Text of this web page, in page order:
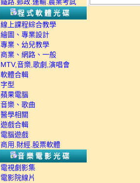
程式軟體光碟
線上課程綜合教學
繪圖、專業設計
專業、幼兒教學
商業、網路、一般
MTV,音樂,歌劇,演唱會
軟體合輯
字型
蘋果電腦
音樂、歌曲
醫學相關
遊戲合輯
電腦遊戲
商用.財經.股票軟體
音樂電影光碟
電視劇影集
電影院線片